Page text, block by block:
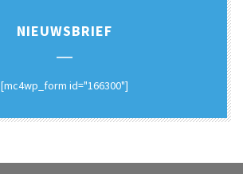
NIEUWSBRIEF
[mc4wp_form id="166300"]